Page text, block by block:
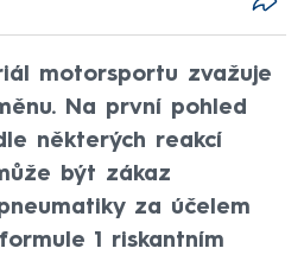
motorsportu zvažuje
Na první pohled
některých reakcí
být zákaz
za účelem
1 riskantním